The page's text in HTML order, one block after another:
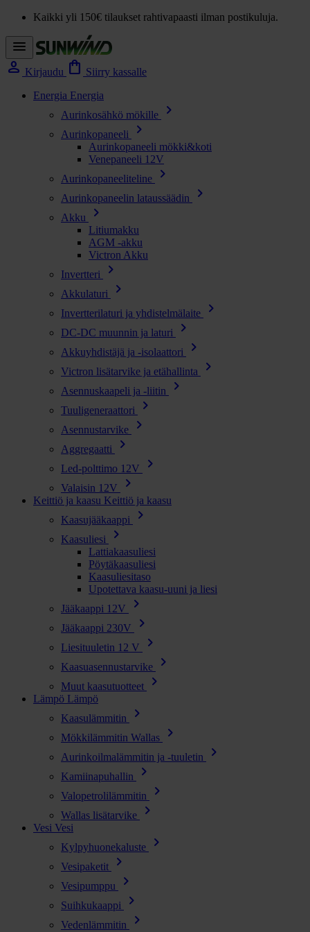
Kaikki yli 150€ tilaukset rahtivapaasti ilman postikuluja.
menu
person Kirjaudu shopping_bag Siirry kassalle
Energia Energia
Aurinkosähkö mökille
chevron_right
Aurinkopaneeli chevron_right
Aurinkopaneeli mökki&koti
Venepaneeli 12V
Aurinkopaneeliteline
chevron_right
Aurinkopaneelin lataussäädin chevron_right
Akku chevron_right
Litiumakku
AGM -akku
Victron Akku
Invertteri
chevron_right
Akkulaturi chevron_right
Invertterilaturi ja yhdistelmälaite chevron_right
DC-DC muunnin ja laturi chevron_right
Akkuyhdistäjä ja -isolaattori chevron_right
Victron lisätarvike ja etähallinta chevron_right
Asennuskaapeli ja -liitin chevron_right
Tuuligeneraattori chevron_right
Asennustarvike chevron_right
Aggregaatti chevron_right
Led-polttimo 12V chevron_right
Valaisin 12V chevron_right
Keittiö ja kaasu Keittiö ja kaasu
Kaasujääkaappi
chevron_right
Kaasuliesi chevron_right
Lattiakaasuliesi
Pöytäkaasuliesi
Kaasuliesitaso
Upotettava kaasu-uuni ja liesi
Jääkaappi 12V
chevron_right
Jääkaappi 230V chevron_right
Liesituuletin 12 V chevron_right
Kaasuasennustarvike chevron_right
Muut kaasutuotteet chevron_right
Lämpö Lämpö
Kaasulämmitin
chevron_right
Mökkilämmitin Wallas chevron_right
Aurinkoilmalämmitin ja -tuuletin chevron_right
Kamiinapuhallin chevron_right
Valopetrolilämmitin chevron_right
Wallas lisätarvike chevron_right
Vesi Vesi
Kylpyhuonekaluste
chevron_right
Vesipaketit chevron_right
Vesipumppu chevron_right
Suihkukaappi chevron_right
Vedenlämmitin chevron_right